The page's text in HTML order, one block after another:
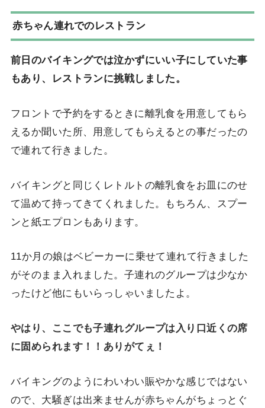
赤ちゃん連れでのレストラン
前日のバイキングでは泣かずにいい子にしていた事
もあり、レストランに挑戦しました。
フロントで予約をするときに離乳食を用意してもら
えるか聞いた所、用意してもらえるとの事だったの
で連れて行きました。
バイキングと同じくレトルトの離乳食をお皿にのせ
て温めて持ってきてくれました。もちろん、スプー
ンと紙エプロンもあります。
11か月の娘はベビーカーに乗せて連れて行きました
がそのまま入れました。子連れのグループは少なか
ったけど他にもいらっしゃいましたよ。
やはり、ここでも子連れグループは入り口近くの席
に固められます！！ありがてぇ！
バイキングのようにわいわい賑やかな感じではない
ので、大騒ぎは出来ませんが赤ちゃんがちょっとぐ